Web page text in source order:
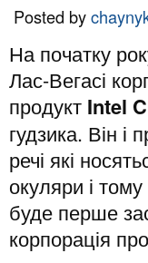
Posted by
На початку
Лас-Вегасі
продукт Intel
гудзика. Він і
речі які
окуляри і
буде перше
корпорація